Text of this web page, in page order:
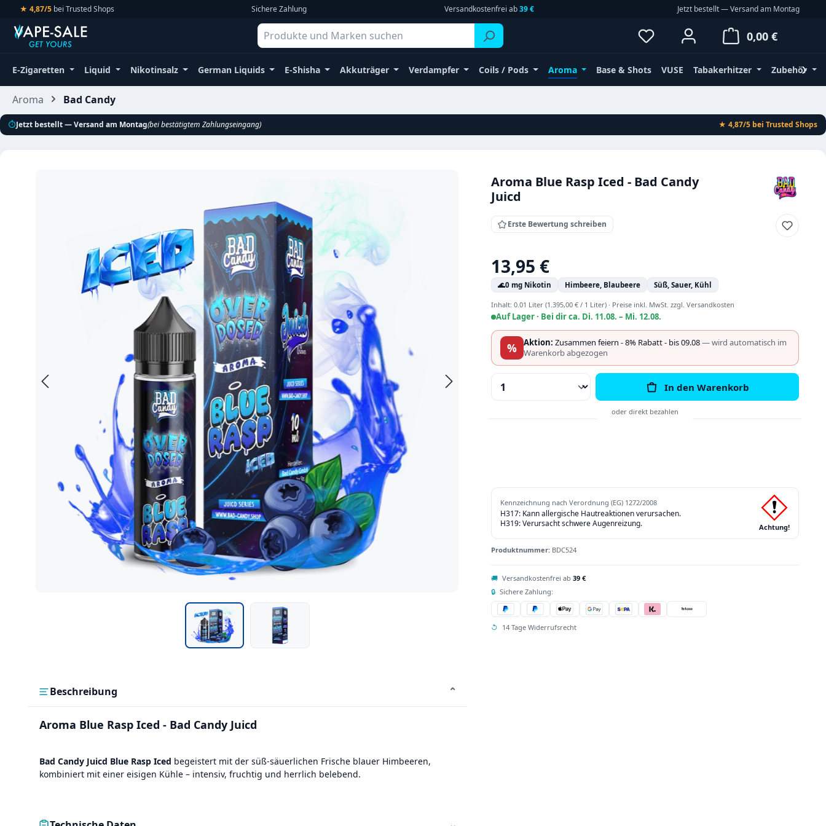
Hauptinhalt springen
Zur Suche springen
Zur Hauptnavigation springen
★ 4,87/5 bei Trusted Shops Sichere Zahlung Versandkostenfrei ab39 € Jetzt bestellt — Versand am Montag
Du hast 0 Produkte auf dem
0,00 €
E-Zigaretten Liquid Nikotinsalz German Liquids E-Shisha Akkuträger Verdampfer Coils / Pods Aroma Base & Shots VUSE Tabakerhitzer Zubehör
Aroma Bad Candy
⏱Jetzt bestellt — Versand am Montag(bei bestätigtem Zahlungseingang) ★ 4,87/5 bei Trusted Shops
Beschreibung ⌄
Aroma Blue Rasp Iced - Bad Candy Juicd
Bad Candy Juicd Blue Rasp Iced begeistert mit der süß-säuerlichen Frische blauer Himbeeren,
kombiniert mit einer eisigen Kühle – intensiv, fruchtig und herrlich belebend.
Aroma Blue Rasp Iced - Bad Candy
Juicd
Erste Bewertung schreiben
Regulärer Preis:
13,95 €
🌊0 mg Nikotin Himbeere, Blaubeere Süß, Sauer, Kühl
Inhalt: 0.01 Liter (1.395,00 € / 1 Liter) · Preise inkl. MwSt. zzgl. Versandkosten
Auf Lager · Bei dir ca. Di. 11.08. – Mi. 12.08.
% Aktion: Zusammen feiern - 8% Rabatt - bis 09.08— wird automatisch im
Warenkorb abgezogen
Produkt Anzahl: Gib den gewünschten Wert
In den Warenkorb
Kennzeichnung nach Verordnung (EG) 1272/2008
H317: Kann allergische Hautreaktionen verursachen.
H319: Verursacht schwere Augenreizung.
Achtung!
Produktnummer: BDC524
🚚 Versandkostenfrei ab 39 €
🔒 Sichere Zahlung:
↺ 14 Tage Widerrufsrecht